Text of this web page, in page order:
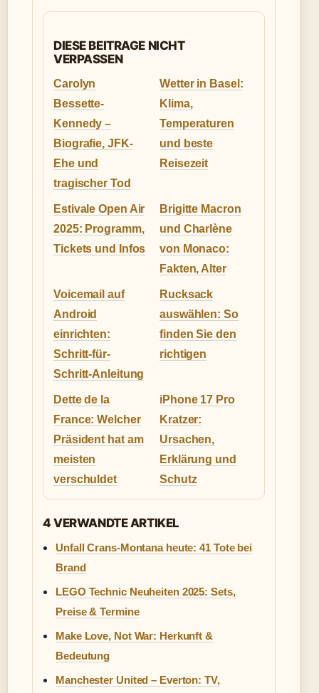
DIESE BEITRAGE NICHT
VERPASSEN
Carolyn
Bessette-
Kennedy –
Biografie, JFK-
Ehe und
tragischer Tod
Wetter in Basel:
Klima,
Temperaturen
und beste
Reisezeit
Estivale Open Air
2025: Programm,
Tickets und Infos
Brigitte Macron
und Charlène
von Monaco:
Fakten, Alter
Voicemail auf
Android
einrichten:
Schritt-für-
Schritt-Anleitung
Rucksack
auswählen: So
finden Sie den
richtigen
Dette de la
France: Welcher
Präsident hat am
meisten
verschuldet
iPhone 17 Pro
Kratzer:
Ursachen,
Erklärung und
Schutz
4 VERWANDTE ARTIKEL
Unfall Crans-Montana heute: 41 Tote bei
Brand
LEGO Technic Neuheiten 2025: Sets,
Preise & Termine
Make Love, Not War: Herkunft &
Bedeutung
Manchester United – Everton: TV,